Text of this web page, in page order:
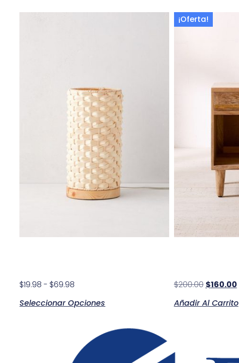
$19.98 - $69.98
Seleccionar Opciones
¡Oferta!
$200.00 $160.00
Añadir Al Carrito